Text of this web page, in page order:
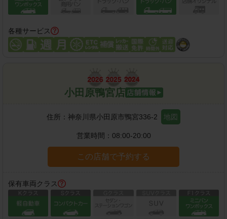
各種サービス
小田原鴨宮店
住所： 神奈川県小田原市鴨宮336-2 地図
営業時間： 08:00-20:00
この店舗で予約する
保有車両クラス